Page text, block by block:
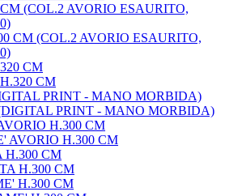
(COL.2 AVORIO ESAURITO,
CM
PRINT - MANO MORBIDA)
H.300 CM
CM
H.300 CM